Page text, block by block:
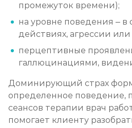
промежуток времени);
на уровне поведения –
действиях, агрессии
перцептивные
галлюцинациями,
Доминирующий страх
определенное поведение,
сеансов терапии врач
помогает клиенту